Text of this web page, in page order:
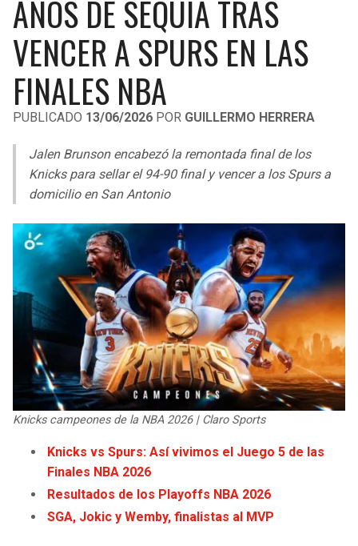
LIGA DE EXPANSIÓN MX
LEAGUES CUP
UEFA EUROPA LEAGUE
UEFA CONFERENCE LEAGUE
MLS
COPA LIBERTADORES
COPA SUDAMERICANA
LIGA BETPLAY
OTRAS LIGAS
RAIDERS
CHARGERS
RAVENS
STEELERS
TEXANS
COLTS
JAGUARS
TITANS
COWBOYS
GIANTS
CAVALIERS
PISTONS
PACERS
HORNETS
MAGIC
WIZARDS
WARRIORS
CLIPPERS
LAKERS
AÑOS DE SEQUÍA TRAS
VENCER A SPURS EN LAS
FINALES NBA
PUBLICADO 13/06/2026 POR GUILLERMO HERRERA
Jalen Brunson encabezó la remontada final de los
Knicks para sellar el 94-90 final y vencer a los Spurs a
domicilio en San Antonio
Knicks campeones de la NBA 2026 | Claro Sports
Knicks vs Spurs: Así vivimos el Juego 5 de las
Finales NBA 2026
Resultados de los Playoffs NBA 2026
SGA, Jokic y Wemby, finalistas al MVP